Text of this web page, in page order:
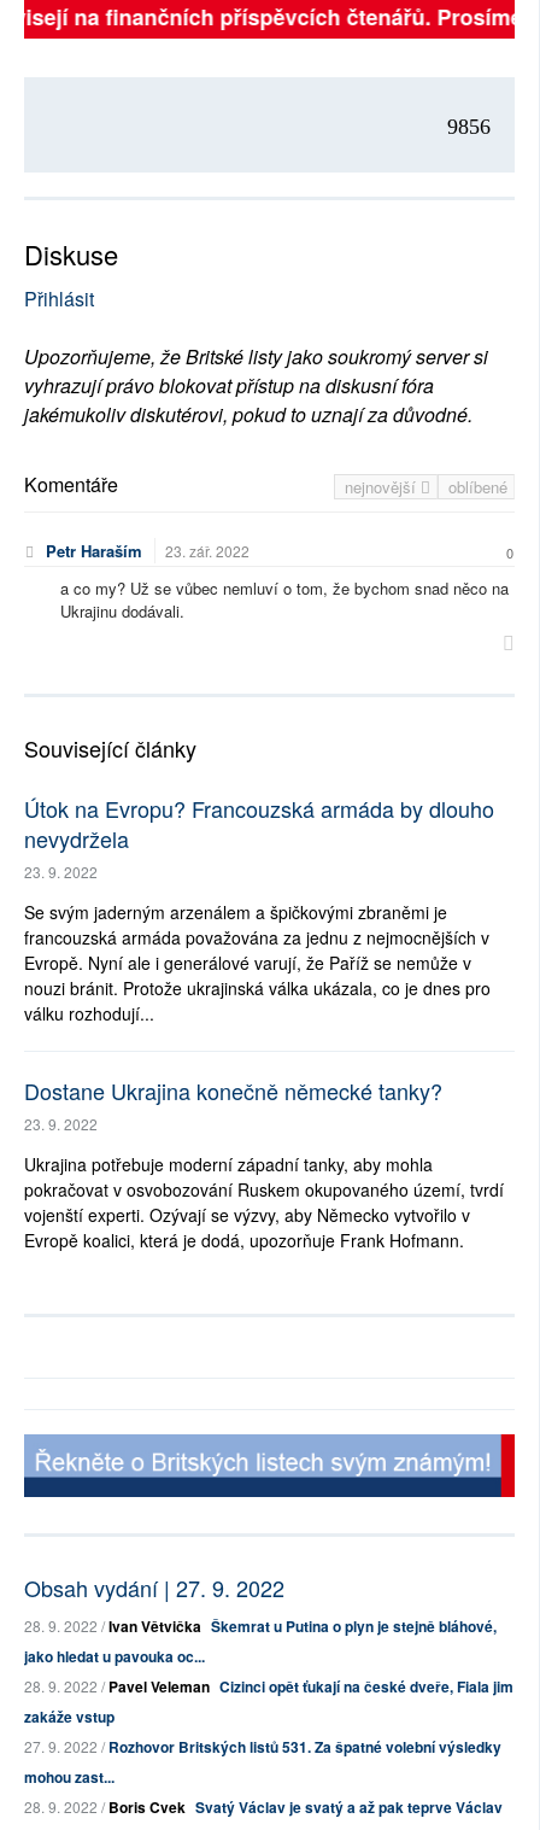
na finančních příspěvcích čtenářů. Prosíme,
9856
Diskuse
Přihlásit
Upozorňujeme, že Britské listy jako soukromý server si
vyhrazují právo blokovat přístup na diskusní fóra
jakémukoliv diskutérovi, pokud to uznají za důvodné.
nejnovější oblíbené
Komentáře
Petr Haraším 23. zář. 2022 0
a co my? Už se vůbec nemluví o tom, že bychom snad něco na
Ukrajinu dodávali.
Související články
Útok na Evropu? Francouzská armáda by dlouho
nevydržela
23. 9. 2022
Se svým jaderným arzenálem a špičkovými zbraněmi je
francouzská armáda považována za jednu z nejmocnějších v
Evropě. Nyní ale i generálové varují, že Paříž se nemůže v
nouzi bránit. Protože ukrajinská válka ukázala, co je dnes pro
válku rozhodují...
Dostane Ukrajina konečně německé tanky?
23. 9. 2022
Ukrajina potřebuje moderní západní tanky, aby mohla
pokračovat v osvobozování Ruskem okupovaného území, tvrdí
vojenští experti. Ozývají se výzvy, aby Německo vytvořilo v
Evropě koalici, která je dodá, upozorňuje Frank Hofmann.
Obsah vydání | 27. 9. 2022
28. 9. 2022 /Ivan Větvička Škemrat u Putina o plyn je stejně bláhové,
jako hledat u pavouka oc...
28. 9. 2022 /Pavel Veleman Cizinci opět ťukají na české dveře, Fiala jim
zakáže vstup
27. 9. 2022 /Rozhovor Britských listů 531. Za špatné volební výsledky
mohou zast...
28. 9. 2022 /Boris Cvek Svatý Václav je svatý a až pak teprve Václav